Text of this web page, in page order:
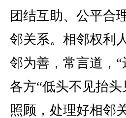
团结互助、公平合
邻关系。相邻权利
邻为善，常言道，
各方“低头不见抬
照顾，处理好相邻